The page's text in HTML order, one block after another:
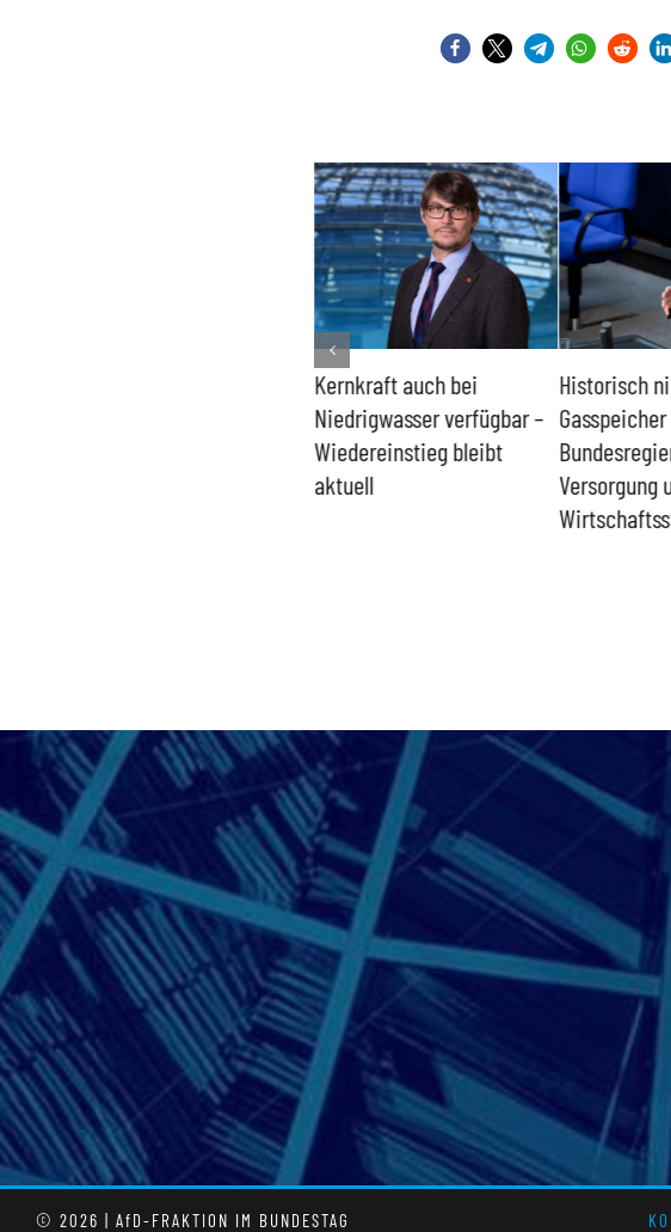
Kernkraft auch bei
Niedrigwasser verfügbar –
Wiedereinstieg bleibt
aktuell
Historisch
Gasspeicher
Versorgung
© 2026 | AfD-FRAKTION IM BUNDESTAG